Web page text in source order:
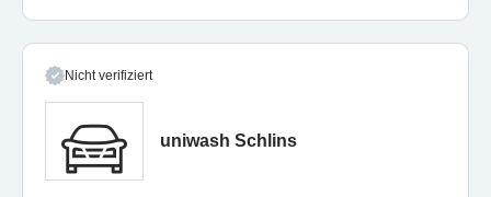
Nicht verifiziert
uniwash Schlins